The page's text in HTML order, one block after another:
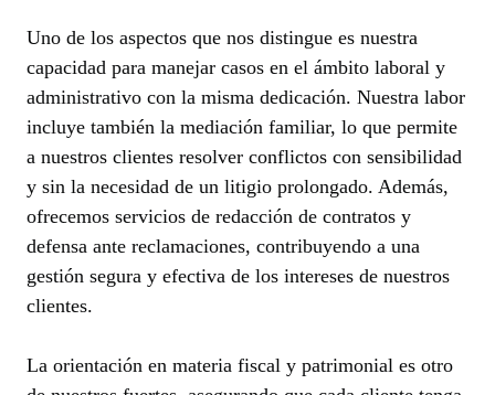
Uno de los aspectos que nos distingue es nuestra
capacidad para manejar casos en el ámbito laboral y
administrativo con la misma dedicación. Nuestra labor
incluye también la mediación familiar, lo que permite
a nuestros clientes resolver conflictos con sensibilidad
y sin la necesidad de un litigio prolongado. Además,
ofrecemos servicios de redacción de contratos y
defensa ante reclamaciones, contribuyendo a una
gestión segura y efectiva de los intereses de nuestros
clientes.
La orientación en materia fiscal y patrimonial es otro